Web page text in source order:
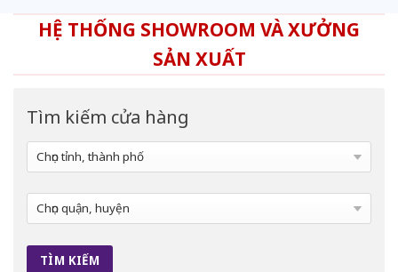
HỆ THỐNG SHOWROOM VÀ XƯỞNG
SẢN XUẤT
Tìm kiếm cửa hàng